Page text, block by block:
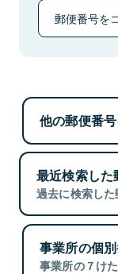
郵便番号を
他の郵便番
最近検索した
過去に検索した
事業所の個
事業所の７け